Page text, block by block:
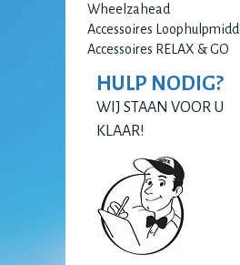
Wheelzahead
Accessoires
Accessoires RELAX & GO
HULP NODIG?
WIJ STAAN VOOR U
KLAAR!